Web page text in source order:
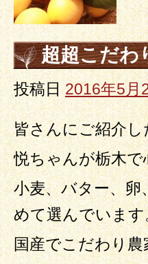
超超こだわ
投稿日 2016年5月
皆さんにご紹介
悦ちゃんが栃木
小麦、バター、卵
めて選んでいます
国産でこだわり